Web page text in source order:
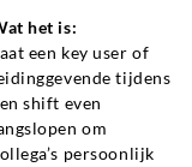
het is:
een key user of
tijdens
shift even
om
persoonlijk